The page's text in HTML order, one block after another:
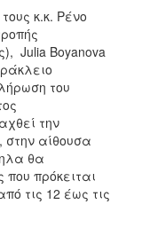
κ.κ. Ρένο
Julia Boyanova
του
την
στην αίθουσα
θα
που πρόκειται
τις 12 έως τις